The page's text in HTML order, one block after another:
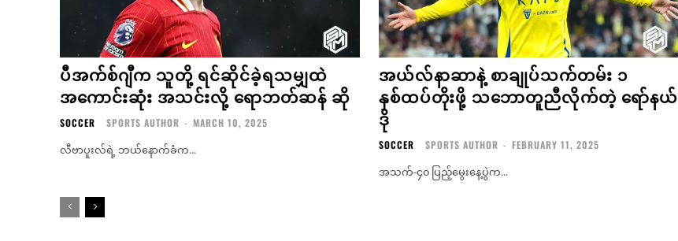
ပီအက်စ်ဂျီက သူတို့ ရင်ဆိုင်ခဲ့ရသမျှထဲ
အကောင်းဆုံး အသင်းလို့ ရောဘတ်ဆန် ဆို
SOCCER SPORTS AUTHOR - MARCH 10, 2025
လီဗာပူးလ်ရဲ့ ဘယ်နောက်ခံက...
အယ်လ်နာဆာနဲ့ စာချုပ်သက်တမ်း ၁
နှစ်ထပ်တိုးဖို့ သဘောတူညီလိုက်တဲ့ ရော်နယ်
ဒို
SOCCER SPORTS AUTHOR - FEBRUARY 11, 2025
အသက်-၄၀ ပြည့်မွေးနေ့ပွဲက...